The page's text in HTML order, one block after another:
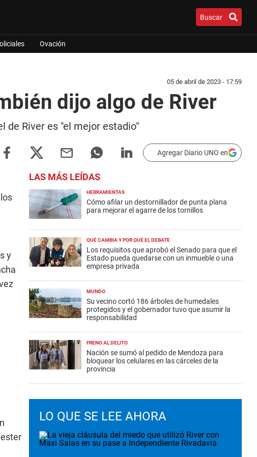
Buscar
Ovación
05 de abril de 2023 - 17:59
dijo algo de River
de River es "el mejor estadio"
Agregar Diario UNO en
y
LAS MÁS LEÍDAS
HERRAMIENTAS
Cómo afilar un destornillador de punta plana
para mejorar el agarre de los tornillos
QUÉ CAMBIA Y POR QUÉ EL DEBATE
Los requisitos que aprobó el Senado para que el
Estado pueda quedarse con un inmueble o una
empresa privada
MUNDO
Su vecino cortó 186 árboles de humedales
protegidos y el gobernador tuvo que asumir la
responsabilidad
FRENO AL DELITO
Nación se sumó al pedido de Mendoza para
bloquear los celulares en las cárceles de la
provincia
LO QUE SE LEE AHORA